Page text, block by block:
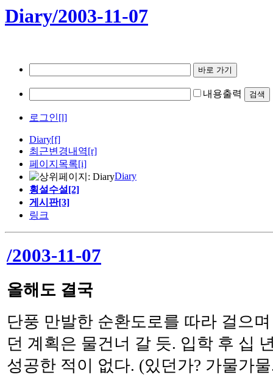
Diary/2003-11-07
내용출력
로그인[l]
Diary[f]
최근변경내역[r]
페이지목록[i]
Diary
횡설수설[2]
게시판[3]
링크
/2003-11-07
올해도 결국
단풍 만발한 순환도로를 따라 걸으
던 계획은 물건너 갈 듯. 입학 후 십
성공한 적이 없다. (있던가? 가물가